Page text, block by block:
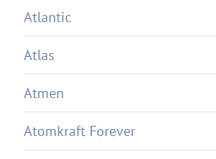
Atlantic
Atlas
Atmen
Atomkraft Forever